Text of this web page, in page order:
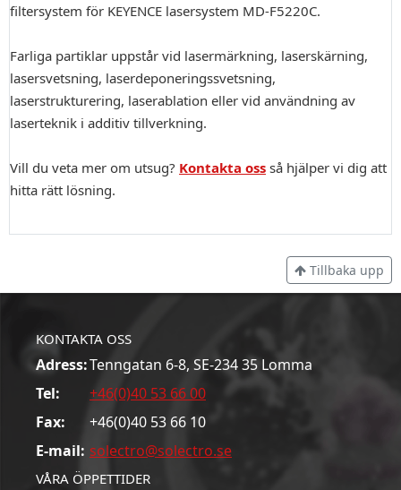
filtersystem för KEYENCE lasersystem MD-F5220C.
Farliga partiklar uppstår vid lasermärkning, laserskärning,
lasersvetsning, laserdeponeringssvetsning,
laserstrukturering, laserablation eller vid användning av
laserteknik i additiv tillverkning.
Vill du veta mer om utsug? Kontakta oss så hjälper vi dig att
hitta rätt lösning.
Tillbaka upp
KONTAKTA OSS
Adress:Tenngatan 6-8, SE-234 35 Lomma
Tel:
+46(0)40 53 66 00
Fax:
+46(0)40 53 66 10
E-mail: solectro@solectro.se
VÅRA ÖPPETTIDER